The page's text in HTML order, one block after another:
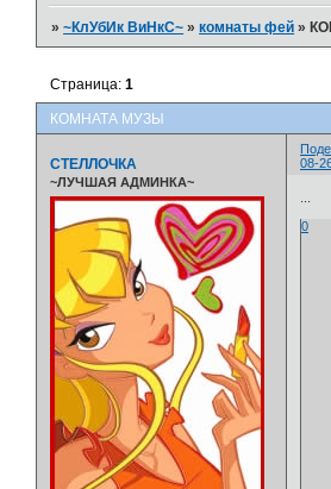
»~КлУбИк ВиНкС~ »комнаты фей »
КОМНАТА МУЗЫ
Страница:1
08-
СТЕЛЛОЧКА
~ЛУЧШАЯ АДМИНКА~
0